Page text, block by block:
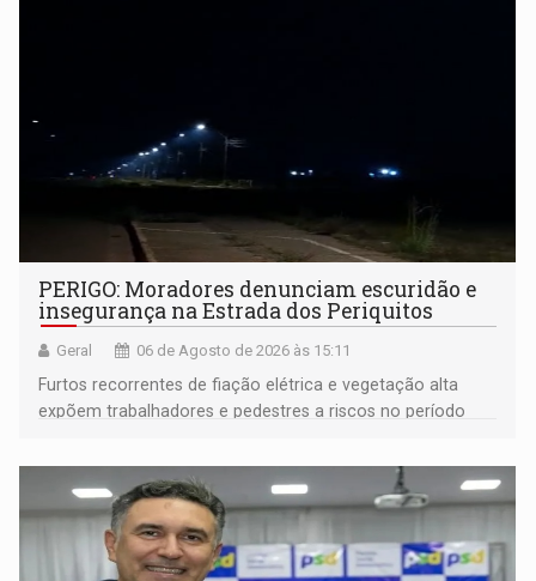
PERIGO: Moradores denunciam escuridão e
insegurança na Estrada dos Periquitos
Geral 06 de Agosto de 2026 às 15:11
Furtos recorrentes de fiação elétrica e vegetação alta
expõem trabalhadores e pedestres a riscos no período